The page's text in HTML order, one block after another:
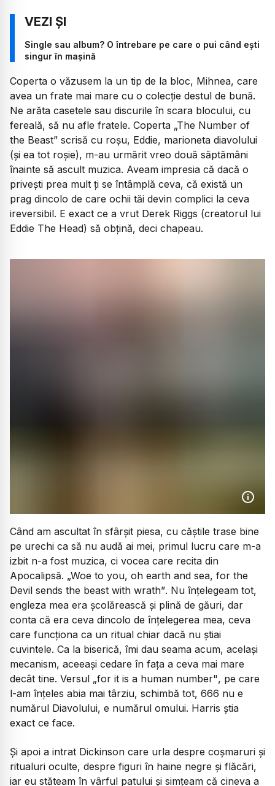
Single sau album? O întrebare pe care o pui când ești
singur în mașină
Coperta o văzusem la un tip de la bloc, Mihnea, care
avea un frate mai mare cu o colecție destul de bună.
Ne arăta casetele sau discurile în scara blocului, cu
fereală, să nu afle fratele. Coperta „The Number of
the Beast” scrisă cu roșu, Eddie, marioneta diavolului
(și ea tot roșie), m-au urmărit vreo două săptămâni
înainte să ascult muzica. Aveam impresia că dacă o
privești prea mult ți se întâmplă ceva, că există un
prag dincolo de care ochii tăi devin complici la ceva
ireversibil. E exact ce a vrut Derek Riggs (creatorul lui
Eddie The Head) să obțină, deci chapeau.
Când am ascultat în sfârșit piesa, cu căștile trase bine
pe urechi ca să nu audă ai mei, primul lucru care m-a
izbit n-a fost muzica, ci vocea care recita din
Apocalipsă. „Woe to you, oh earth and sea, for the
Devil sends the beast with wrath”. Nu înțelegeam tot,
engleza mea era școlărească și plină de găuri, dar
conta că era ceva dincolo de înțelegerea mea, ceva
care funcționa ca un ritual chiar dacă nu știai
cuvintele. Ca la biserică, îmi dau seama acum, același
mecanism, aceeași cedare în fața a ceva mai mare
decât tine. Versul „for it is a human number", pe care
l-am înțeles abia mai târziu, schimbă tot, 666 nu e
numărul Diavolului, e numărul omului. Harris știa
exact ce face.
Și apoi a intrat Dickinson care urla despre coșmaruri și
ritualuri oculte, despre figuri în haine negre și flăcări,
iar eu stăteam în vârful patului și simțeam că cineva a